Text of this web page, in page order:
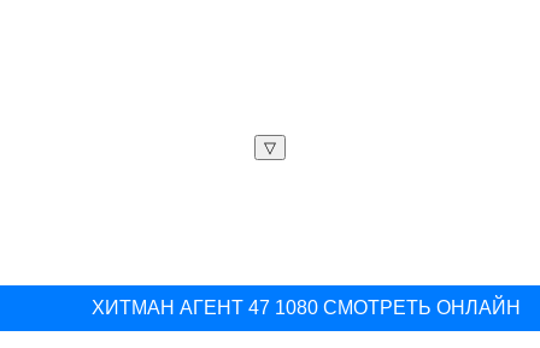
▽
ХИТМАН АГЕНТ 47 1080 СМОТРЕТЬ ОНЛАЙН